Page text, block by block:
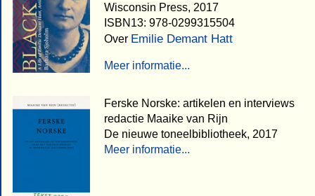
Wisconsin Press, 2017
ISBN13: 978-0299315504
Over Emilie Demant Hatt
Meer informatie...
Ferske Norske: artikelen en interviews
redactie Maaike van Rijn
De nieuwe toneelbibliotheek, 2017
Meer informatie...